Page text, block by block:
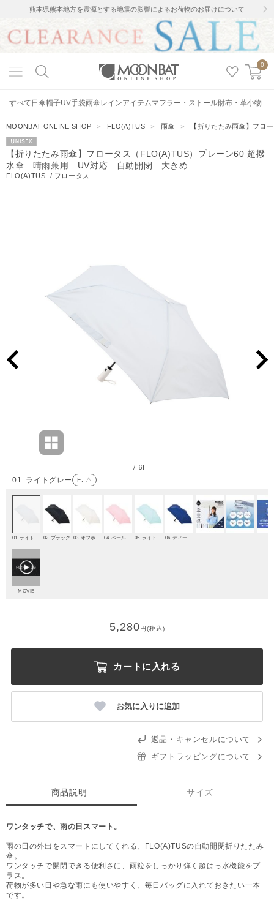
熊本県熊本地方を震源とする地震の影響によるお荷物のお届けについて
0
すべて 日傘帽子UV手袋雨傘レインアイテムマフラー・ストール財布・革小物
MOONBAT ONLINE SHOP ＞ FLO(A)TUS ＞ 雨傘 ＞ 【折りたたみ雨傘】フ
UNISEX
【折りたたみ雨傘】フロータス（FLO(A)TUS）プレーン60 超撥
水傘 晴雨兼用 UV対応 自動開閉 大きめ
FLO(A)TUS / フロータス
01. ライトグレー F: △
1 / 61
02. ブラック
MOVIE
5,280円(税込)
カートに入れる
お気に入りに追加
返品・キャンセルについて
ギフトラッピングについて
商品説明 サイズ
ワンタッチで、雨の日スマート。
雨の日の外出をスマートにしてくれる、FLO(A)TUSの自動開閉折りたたみ
傘。
ワンタッチで開閉できる便利さに、雨粒をしっかり弾く超はっ水機能をプ
ラス。
荷物が多い日や急な雨にも使いやすく、毎日バッグに入れておきたい一本
です。